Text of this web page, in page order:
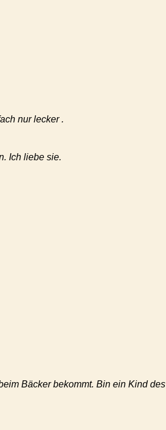
nur lecker .
Ich liebe sie.
Bäcker bekommt. Bin ein Kind